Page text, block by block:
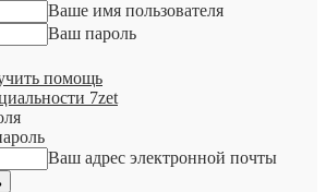
Ваше имя пользователя
Ваш пароль
помощь
7zet
Ваш адрес электронной почты